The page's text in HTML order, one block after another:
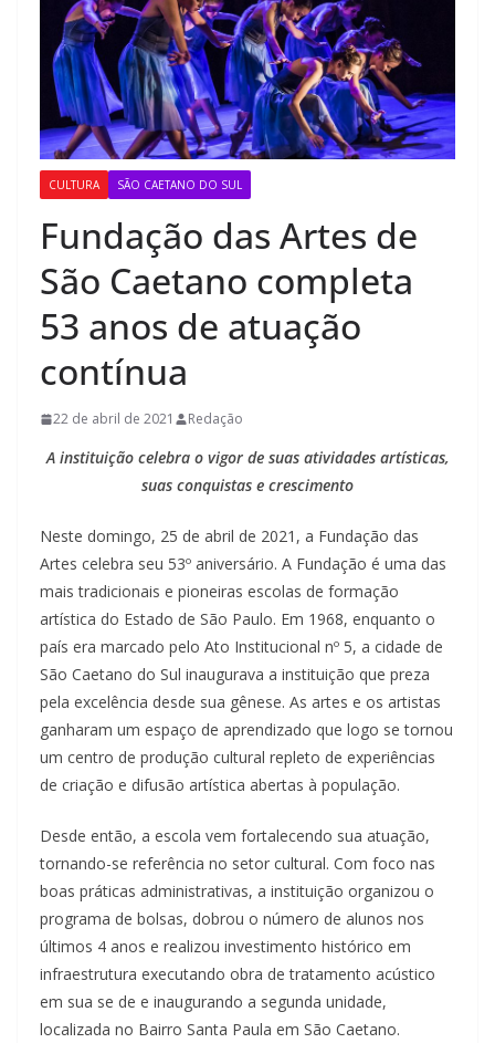
CULTURA SÃO CAETANO DO SUL
Fundação das Artes de
São Caetano completa
53 anos de atuação
contínua
22 de abril de 2021 Redação
A instituição celebra o vigor de suas atividades artísticas,
suas conquistas e crescimento
Neste domingo, 25 de abril de 2021, a Fundação das
Artes celebra seu 53º aniversário. A Fundação é uma das
mais tradicionais e pioneiras escolas de formação
artística do Estado de São Paulo. Em 1968, enquanto o
país era marcado pelo Ato Institucional nº 5, a cidade de
São Caetano do Sul inaugurava a instituição que preza
pela excelência desde sua gênese. As artes e os artistas
ganharam um espaço de aprendizado que logo se tornou
um centro de produção cultural repleto de experiências
de criação e difusão artística abertas à população.
Desde então, a escola vem fortalecendo sua atuação,
tornando-se referência no setor cultural. Com foco nas
boas práticas administrativas, a instituição organizou o
programa de bolsas, dobrou o número de alunos nos
últimos 4 anos e realizou investimento histórico em
infraestrutura executando obra de tratamento acústico
em sua se de e inaugurando a segunda unidade,
localizada no Bairro Santa Paula em São Caetano.